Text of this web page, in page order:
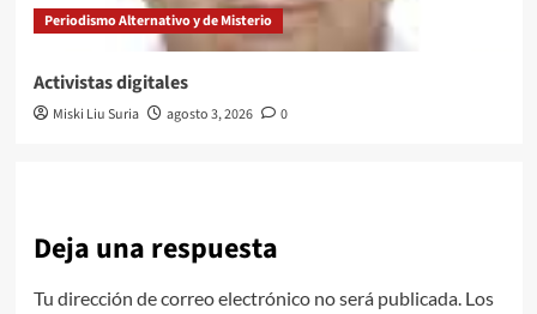
Periodismo Alternativo y de Misterio
Activistas digitales
Miski Liu Suria agosto 3, 2026 0
Deja una respuesta
Tu dirección de correo electrónico no será publicada. Los